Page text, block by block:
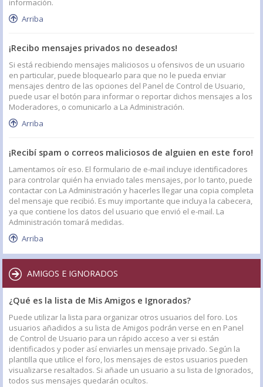
información.
Arriba
¡Recibo mensajes privados no deseados!
Si está recibiendo mensajes maliciosos u ofensivos de un usuario
en particular, puede bloquearlo para que no le pueda enviar
mensajes dentro de las opciones del Panel de Control de Usuario,
puede usar el botón para informar o reportar dichos mensajes a los
Moderadores, o comunicarlo a La Administración.
Arriba
¡Recibí spam o correos maliciosos de alguien en este foro!
Lamentamos oír eso. El formulario de e-mail incluye identificadores
para controlar quién ha enviado tales mensajes, por lo tanto, puede
contactar con La Administración y hacerles llegar una copia completa
del mensaje que recibió. Es muy importante que incluya la cabecera,
ya que contiene los datos del usuario que envió el e-mail. La
Administración tomará medidas.
Arriba
AMIGOS E IGNORADOS
¿Qué es la lista de Mis Amigos e Ignorados?
Puede utilizar la lista para organizar otros usuarios del foro. Los
usuarios añadidos a su lista de Amigos podrán verse en en Panel
de Control de Usuario para un rápido acceso a ver si están
identificados y poder así enviarles un mensaje privado. Según la
plantilla que utilice el foro, los mensajes de estos usuarios pueden
visualizarse resaltados. Si añade un usuario a su lista de Ignorados,
todos sus mensajes quedarán ocultos.